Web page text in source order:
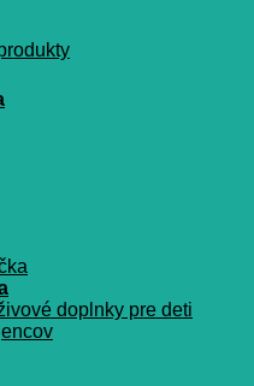
doplnky pre deti